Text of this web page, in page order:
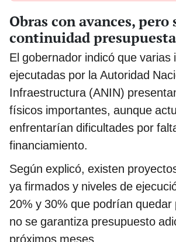
Obras con avances, pero
continuidad
El gobernador indicó que varias
ejecutadas por la Autoridad
Infraestructura (ANIN)
físicos importantes, aunque
enfrentarían dificultades por
financiamiento.
Según explicó, existen
ya firmados y niveles de
20% y 30% que podrían quedar
no se garantiza presupuesto
próximos meses.